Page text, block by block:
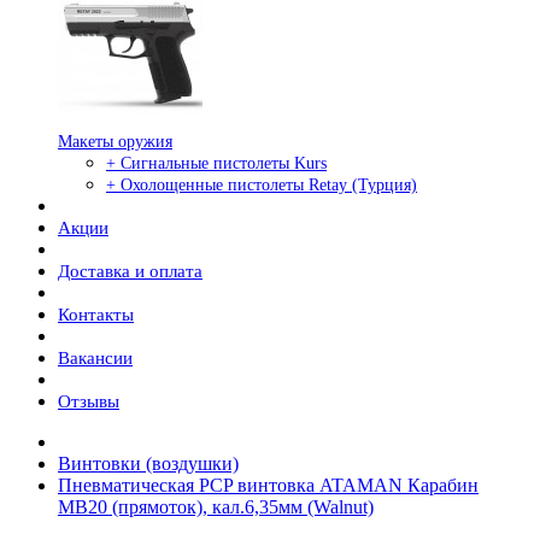
Макеты оружия
+ Сигнальные пистолеты Kurs
+ Охолощенные пистолеты Retay (Турция)
Акции
Доставка и оплата
Контакты
Вакансии
Отзывы
Винтовки (воздушки)
Пневматическая PCP винтовка ATAMAN Карабин
MB20 (прямоток), кал.6,35мм (Walnut)